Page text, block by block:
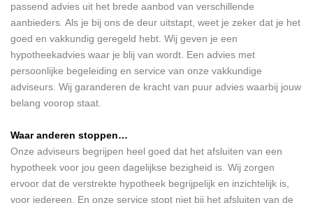
passend advies uit het brede aanbod van verschillende
aanbieders. Als je bij ons de deur uitstapt, weet je zeker dat je het
goed en vakkundig geregeld hebt. Wij geven je een
hypotheekadvies waar je blij van wordt. Een advies met
persoonlijke begeleiding en service van onze vakkundige
adviseurs. Wij garanderen de kracht van puur advies waarbij jouw
belang voorop staat.
Waar anderen stoppen…
Onze adviseurs begrijpen heel goed dat het afsluiten van een
hypotheek voor jou geen dagelijkse bezigheid is. Wij zorgen
ervoor dat de verstrekte hypotheek begrijpelijk en inzichtelijk is,
voor iedereen. En onze service stopt niet bij het afsluiten van de